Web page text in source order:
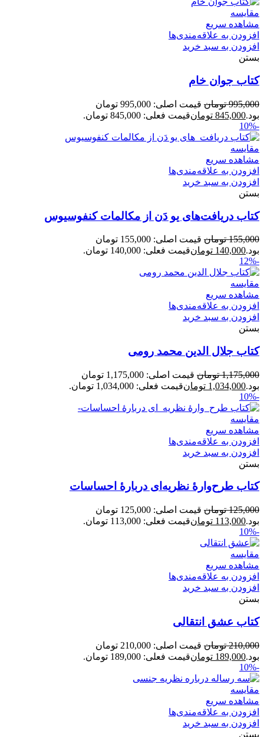
مقایسه
مشاهده سریع
افزودن به علاقه‌مندی‌ها
افزودن به سبد خرید
بستن
کتاب جوان خام
995,000 تومان
قیمت اصلی: 995,000 تومان
بود.845,000 تومانقیمت فعلی: 845,000 تومان.
-10%
مقایسه
مشاهده سریع
افزودن به علاقه‌مندی‌ها
افزودن به سبد خرید
بستن
کتاب دریافت‌های یو دَن از مکالمات کنفوسیوس
155,000 تومان
قیمت اصلی: 155,000 تومان
بود.140,000 تومانقیمت فعلی: 140,000 تومان.
-12%
مقایسه
مشاهده سریع
افزودن به علاقه‌مندی‌ها
افزودن به سبد خرید
بستن
کتاب جلال الدین محمد رومی
1,175,000 تومان
قیمت اصلی: 1,175,000 تومان
بود.1,034,000 تومانقیمت فعلی: 1,034,000 تومان.
-10%
مقایسه
مشاهده سریع
افزودن به علاقه‌مندی‌ها
افزودن به سبد خرید
بستن
کتاب طرح‌وارۀ نظریه‌ای دربارۀ احساسات
125,000 تومان
قیمت اصلی: 125,000 تومان
بود.113,000 تومانقیمت فعلی: 113,000 تومان.
-10%
مقایسه
مشاهده سریع
افزودن به علاقه‌مندی‌ها
افزودن به سبد خرید
بستن
کتاب عشق انتقالی
210,000 تومان
قیمت اصلی: 210,000 تومان
بود.189,000 تومانقیمت فعلی: 189,000 تومان.
-10%
مقایسه
مشاهده سریع
افزودن به علاقه‌مندی‌ها
افزودن به سبد خرید
بستن